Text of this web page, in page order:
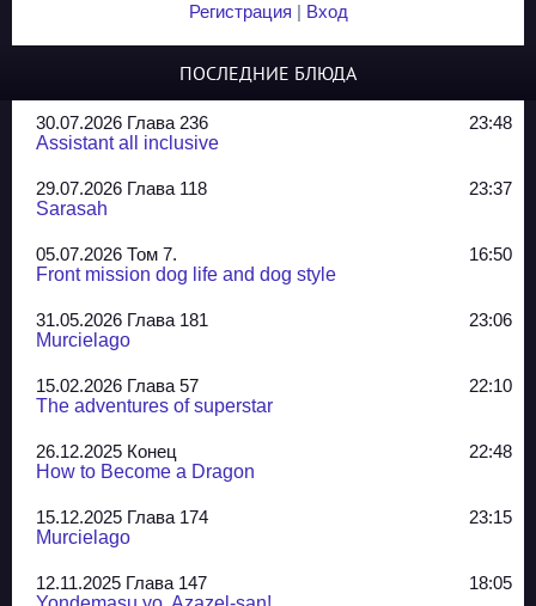
Регистрация | Вход
ПОСЛЕДНИЕ БЛЮДА
30.07.2026 Глава 236
23:48
Assistant all inclusive
29.07.2026 Глава 118
23:37
Sarasah
05.07.2026 Том 7.
16:50
Front mission dog life and dog style
31.05.2026 Глава 181
23:06
Murcielago
15.02.2026 Глава 57
22:10
The adventures of superstar
26.12.2025 Конец
22:48
How to Become a Dragon
15.12.2025 Глава 174
23:15
Murcielago
12.11.2025 Глава 147
18:05